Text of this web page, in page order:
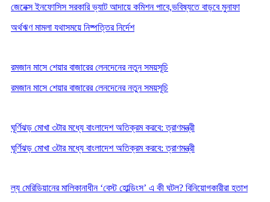
জেনেক্স ইনফোসিস সরকারি ভ্যাট আদায়ে কমিশন পাবে,ভবিষ্যতে বাড়বে মুনাফা
অর্থঋণ মামলা যথাসময়ে নিষ্পত্তির নির্দেশ
রমজান মাসে শেয়ার বাজারের লেনদেনের নতুন সময়সূচি
রমজান মাসে শেয়ার বাজারের লেনদেনের নতুন সময়সূচি
ঘূর্ণিঝড় মোখা ৩টার মধ্যে বাংলাদেশ অতিক্রম করবে: ত্রাণমন্ত্রী
ঘূর্ণিঝড় মোখা ৩টার মধ্যে বাংলাদেশ অতিক্রম করবে: ত্রাণমন্ত্রী
ল্য মেরিডিয়ানের মালিকানাধীন ‘বেস্ট হোল্ডিংস’ এ কী ঘটল? বিনিয়োগকারীরা হতাশ